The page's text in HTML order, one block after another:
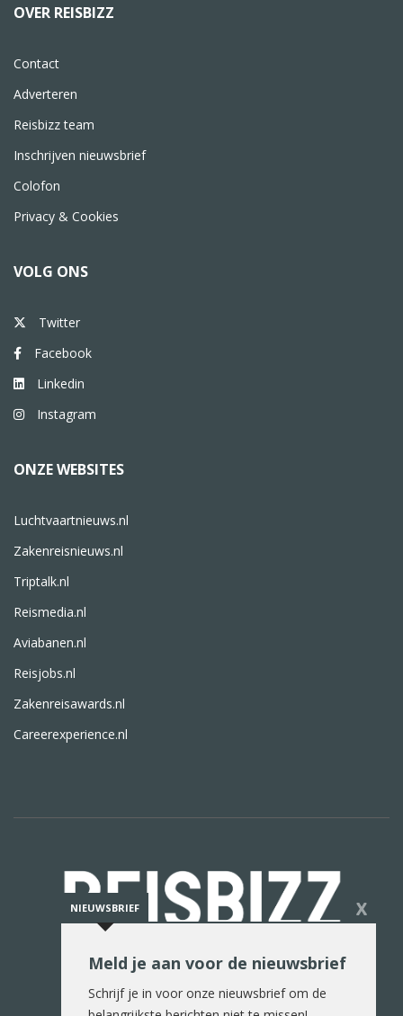
OVER REISBIZZ
Contact
Adverteren
Reisbizz team
Inschrijven nieuwsbrief
Colofon
Privacy & Cookies
VOLG ONS
Twitter
Facebook
Linkedin
Instagram
ONZE WEBSITES
Luchtvaartnieuws.nl
Zakenreisnieuws.nl
Triptalk.nl
Reismedia.nl
Aviabanen.nl
Reisjobs.nl
Zakenreisawards.nl
Careerexperience.nl
De reiswereld in woord en beeld
NIEUWSBRIEF X
Meld je aan voor de nieuwsbrief
Schrijf je in voor onze nieuwsbrief om de